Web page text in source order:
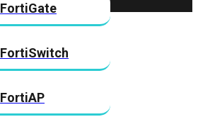
FortiGate
FortiSwitch
FortiAP